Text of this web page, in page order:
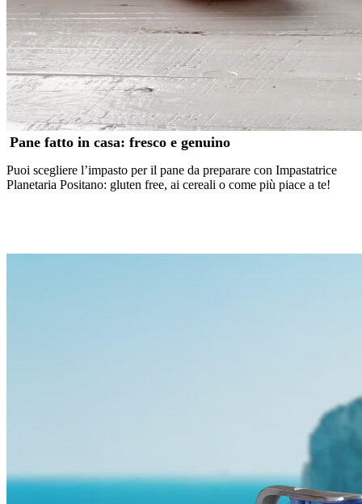
Pane fatto in casa: fresco e genuino
Puoi scegliere l’impasto per il pane da preparare con Impastatrice
Planetaria Positano: gluten free, ai cereali o come più piace a te!